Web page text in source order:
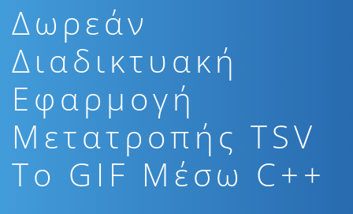
Δωρεάν
Διαδικτυακή
Εφαρμογή
Μετατροπής TSV
To GIF Μέσω C++